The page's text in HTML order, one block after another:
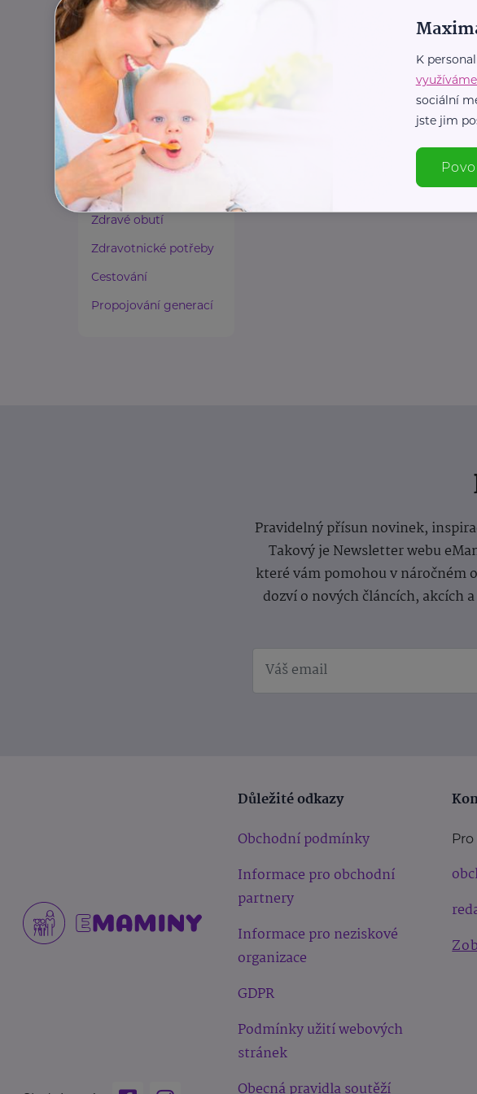
Paliativní péče
Rady a tipy
Harmonie duše a těla
Zaměstnávání osob ze
zdravotním
postižením
Lázeňství a wellness
Zdravé spaní a sezení
Zdravé obutí
Zdravotnické potřeby
Cestování
Propojování generací
Pravidelný přísun novinek,
Takový je Newsletter webu
které vám pomohou v náročném
dozví o nových článcích, akcích
Důležité odkazy
Obchodní podmínky
Informace pro obchodní
partnery
Informace pro neziskové
organizace
GDPR
Podmínky užití webových
stránek
Obecná pravidla soutěží
K
sociální
jste jim